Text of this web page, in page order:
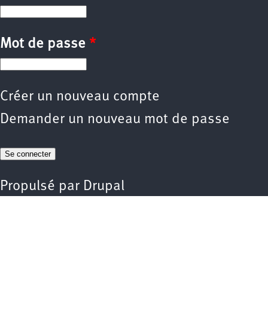
Mot de passe *
Créer un nouveau compte
Demander un nouveau mot de passe
Propulsé par Drupal